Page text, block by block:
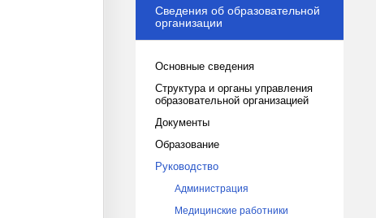
Сведения об образовательной
организации
Основные сведения
Структура и органы управления
образовательной организацией
Документы
Образование
Руководство
Администрация
Медицинские работники